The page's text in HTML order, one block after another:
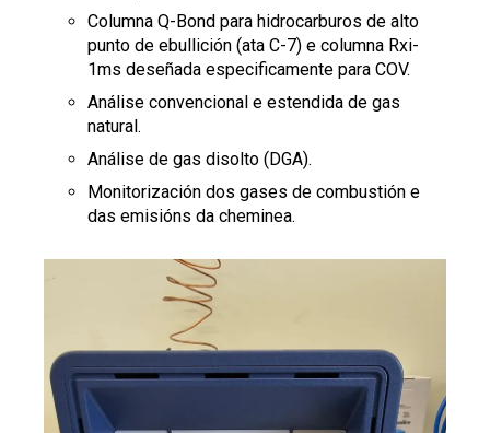
Columna Q-Bond para hidrocarburos de alto
punto de ebullición (ata C-7) e columna Rxi-
1ms deseñada especificamente para COV.
Análise convencional e estendida de gas
natural.
Análise de gas disolto (DGA).
Monitorización dos gases de combustión e
das emisións da cheminea.